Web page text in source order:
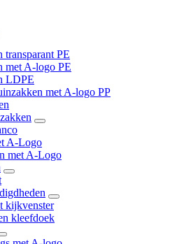
PE
met A-logo PE
LDPE
met A-logo PP
A-Logo
met A-Logo
kijkvenster
kleefdoek